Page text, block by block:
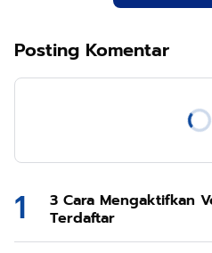
Posting Komentar
3 Cara Mengaktifkan
Terdaftar